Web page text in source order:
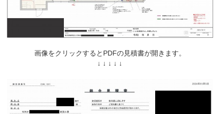
画像をクリックするとPDFの見積書が開きます。
↓ ↓ ↓ ↓ ↓